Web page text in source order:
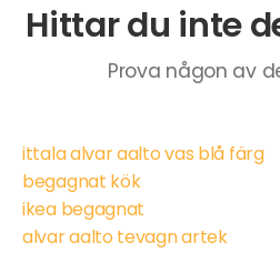
Hittar du inte
Prova någon av
ittala alvar aalto vas blå färg
begagnat kök
ikea begagnat
alvar aalto tevagn artek